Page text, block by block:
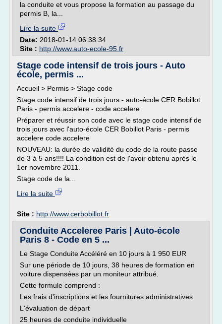
la conduite et vous propose la formation au passage du
permis B, la...
Lire la suite
Date: 2018-01-14 06:38:34
Site : http://www.auto-ecole-95.fr
Stage code intensif de trois jours - Auto
école, permis ...
Accueil > Permis > Stage code
Stage code intensif de trois jours - auto-école CER Bobillot
Paris - permis accelere - code accelere
Préparer et réussir son code avec le stage code intensif de
trois jours avec l'auto-école CER Bobillot Paris - permis
accelere code accelere
NOUVEAU: la durée de validité du code de la route passe
de 3 à 5 ans!!!! La condition est de l'avoir obtenu après le
1er novembre 2011.
Stage code de la...
Lire la suite
Site : http://www.cerbobillot.fr
Conduite Acceleree Paris | Auto-école
Paris 8 - Code en 5 ...
Le Stage Conduite Accéléré en 10 jours à 1 950 EUR
Sur une période de 10 jours, 38 heures de formation en
voiture dispensées par un moniteur attribué.
Cette formule comprend :
Les frais d'inscriptions et les fournitures administratives
L'évaluation de départ
25 heures de conduite individuelle